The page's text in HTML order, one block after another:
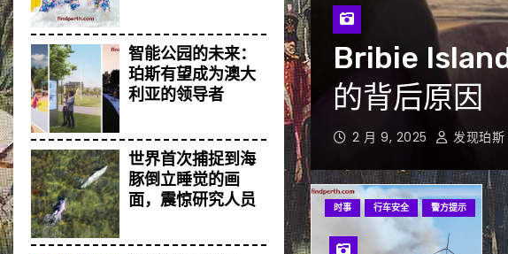
智能公园的未来：
珀斯有望成为澳大
利亚的领导者
世界首次捕捉到海
豚倒立睡觉的画
面，震惊研究人员
剧：鲨鱼袭击频发
Emu现身
高警惕
1 月 27, 2025 发现珀斯
时事 行车安全 警方提示